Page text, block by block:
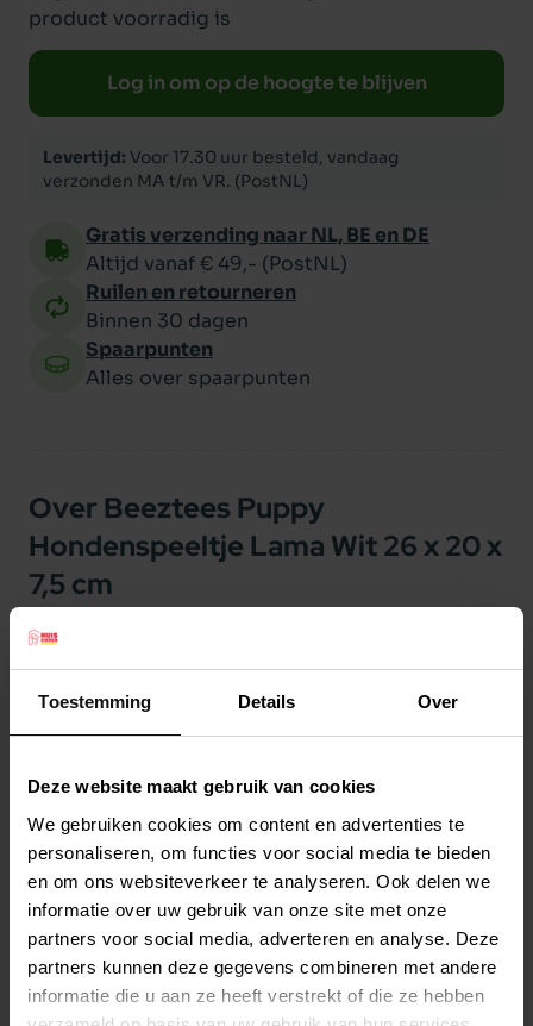
Toestemming Details Over
Deze website maakt gebruik van cookies
We gebruiken cookies om content en advertenties te
personaliseren, om functies voor social media te bieden
en om ons websiteverkeer te analyseren. Ook delen we
informatie over uw gebruik van onze site met onze
partners voor social media, adverteren en analyse. Deze
partners kunnen deze gegevens combineren met andere
informatie die u aan ze heeft verstrekt of die ze hebben
product voorradig is
Log in om op de hoogte te blijven
Levertijd: Voor 17.30 uur besteld, vandaag
verzonden MA t/m VR. (PostNL)
Gratis verzending naar NL, BE en DE
Altijd vanaf € 49,- (PostNL)
Ruilen en retourneren
Binnen 30 dagen
Spaarpunten
Alles over spaarpunten
Over Beeztees Puppy
Hondenspeeltje Lama Wit 26 x 20 x
7,5 cm
Beeztees Puppy Hondenspeeltje Lama Wit 26 x
Je wilt jouw pup het liefst zo snel mogelijk veilig
kan hierbij een handje helpen. Dit leuke
knuffeltje ziet er namelijk niet alleen heel leuk
uit, maar heeft ook nog eens een functie! In dit
knuffeltje kan namelijk een heartbeat simulator
worden gestopt. Zodra je deze aanzet, klopt
deze 10 minuten lang en gaat vervolgens zelf uit.
Hierdoor wordt de hartslag van de moeder
nagebootst, wat een prettig gevoel geeft aan
Lees meer
Productspecificaties
Stel uw bestelherinnering in:(2 weken)